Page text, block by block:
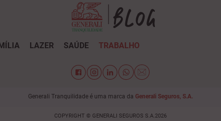
LAZER SAÚDE TRABALHO
Generali Tranquilidade é uma marca da Generali Seguros, S.A.
COPYRIGHT © GENERALI SEGUROS S.A.2026